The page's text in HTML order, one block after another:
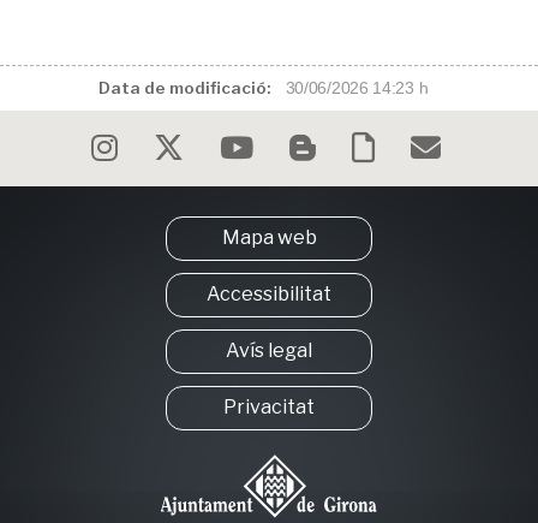
Data de modificació: 30/06/2026 14:23 h
Mapa web
Accessibilitat
Avís legal
Privacitat